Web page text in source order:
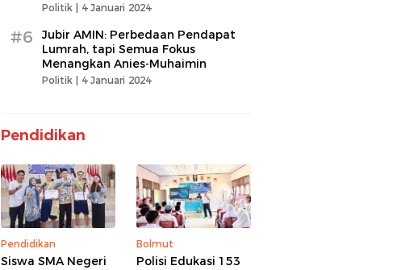
Politik | 4 Januari 2024
#6
Jubir AMIN: Perbedaan Pendapat
Lumrah, tapi Semua Fokus
Menangkan Anies-Muhaimin
Politik | 4 Januari 2024
Pendidikan
Pendidikan
Siswa SMA Negeri
Bolmut
Polisi Edukasi 153